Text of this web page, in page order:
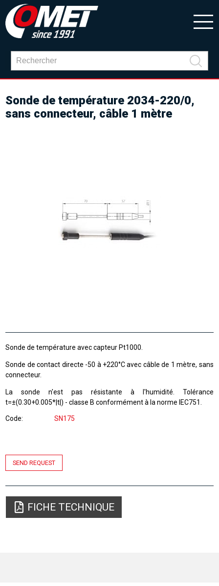
Sonde de température 2034-220/0,
sans connecteur, câble 1 mètre
Sonde de température avec capteur Pt1000.
Sonde de contact directe -50 à +220°C avec câble de 1 mètre, sans
connecteur.
La sonde n'est pas résistante à l'humidité. Tolérance
t=±(0.30+0.005*|t|) - classe B conformément à la norme IEC751.
Code SN175
SEND REQUEST
FICHE TECHNIQUE